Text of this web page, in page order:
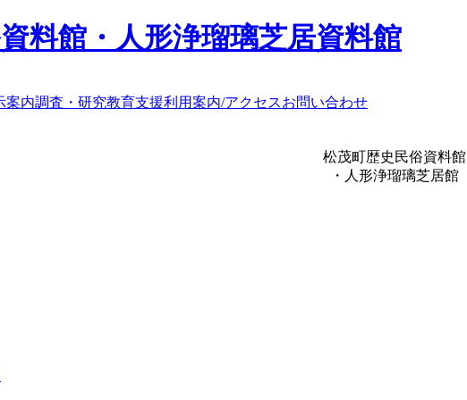
料館・人形浄瑠璃芝居資料館
案内調査・研究教育支援利用案内/アクセスお問い合わせ
松茂町歴史民俗資料館
・人形浄瑠璃芝居館